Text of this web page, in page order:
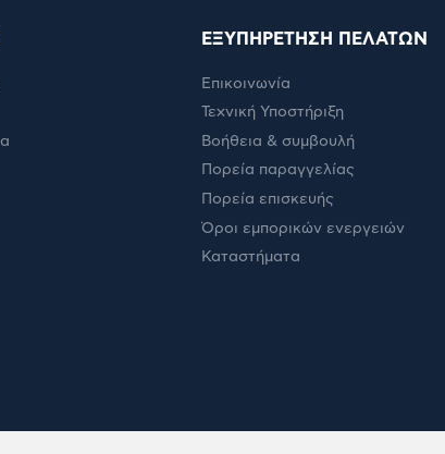
ΕΞΥΠΗΡΕΤΗΣΗ ΠΕΛΑΤΩΝ
Επικοινωνία
Τεχνική Υποστήριξη
Βοήθεια & συμβουλή
Πορεία παραγγελίας
Πορεία επισκευής
Όροι εμπορικών ενεργειών
Καταστήματα